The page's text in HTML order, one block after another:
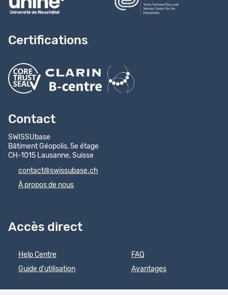
Certifications
Contact
SWISSUbase
Bâtiment Géopolis, 5e étage
CH-1015 Lausanne, Suisse
contact@swissubase.ch
À propos de nous
Accès direct
Help Centre
Guide d'utilisation
FAQ
Avantages